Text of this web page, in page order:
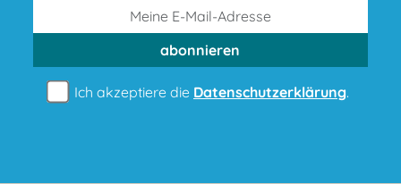
abonnieren
Ich akzeptiere die Datenschutzerklärung.